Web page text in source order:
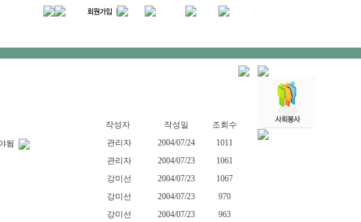
작성자 작성일
조회수
됨 관리자 2004/07/24
1011
관리자 2004/07/23
1061
강미선 2004/07/23
1067
강미선 2004/07/23
970
강미선 2004/07/23
963